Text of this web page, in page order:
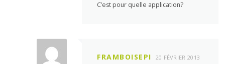
C’est pour quelle application?
FRAMBOISEPI 20 FÉVRIER 2013